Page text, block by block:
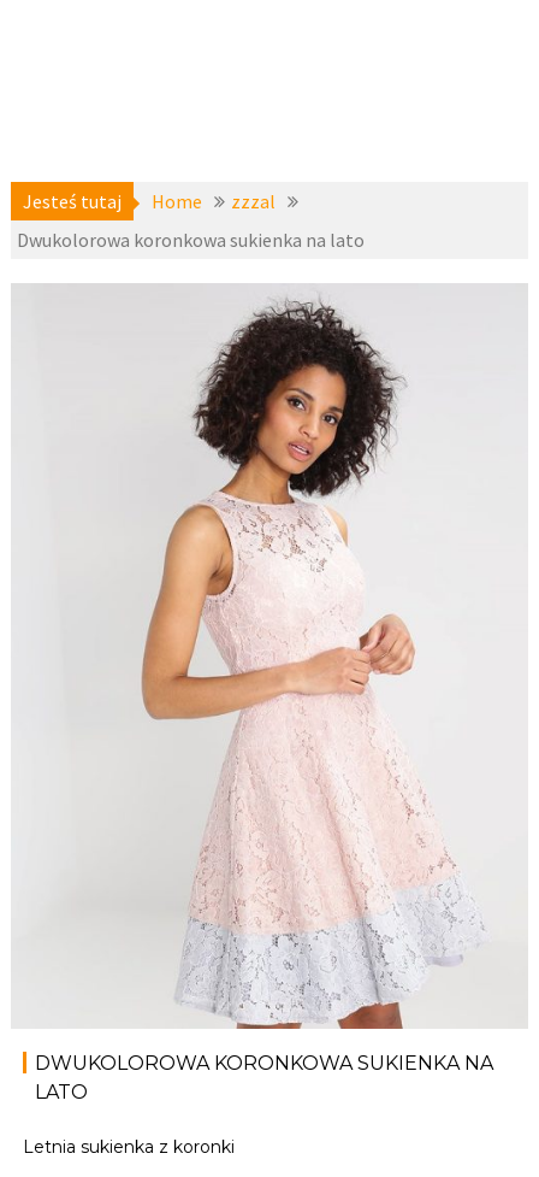
Jesteś tutaj Home
zzzal
Dwukolorowa koronkowa sukienka na lato
fashion4u.pl
DWUKOLOROWA KORONKOWA SUKIENKA NA
LATO
Letnia sukienka z koronki